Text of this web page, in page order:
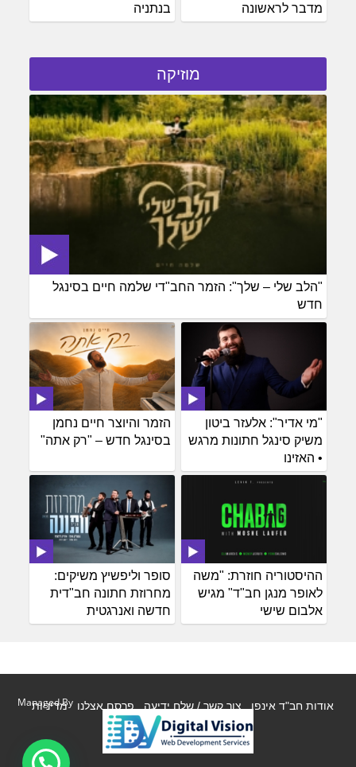
בנתניה
מדבר לראשונה
מוזיקה
"הלב שלי – שלך": הזמר החב"די שלמה חיים בסינגל
חדש
הזמר והיוצר חיים נחמן
בסינגל חדש – "רק אתה"
"מי אדיר": אלעזר ביטון
משיק סינגל חתונות מרגש
• האזינו
סופר וליפשיץ משיקים:
מחרוזת חתונה חב"דית
חדשה ואנרגטית
ההיסטוריה חוזרת: "משה
לאופר מנגן חב"ד" מגיש
אלבום שישי
אודות חב"ד אינפו צור קשר / שלח ידיעה פרסם אצלנו מדיניות
Managed By